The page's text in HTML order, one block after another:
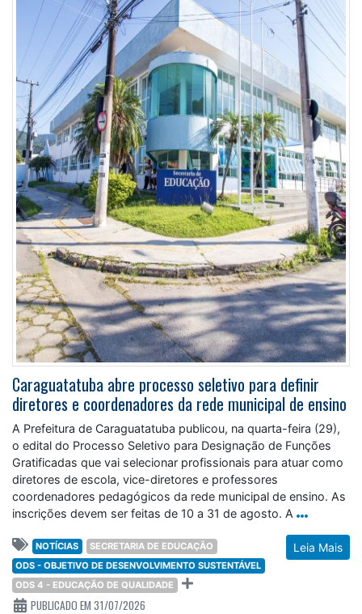
Caraguatatuba abre processo seletivo para definir
diretores e coordenadores da rede municipal de ensino
A Prefeitura de Caraguatatuba publicou, na quarta-feira (29),
o edital do Processo Seletivo para Designação de Funções
Gratificadas que vai selecionar profissionais para atuar como
diretores de escola, vice-diretores e professores
coordenadores pedagógicos da rede municipal de ensino. As
inscrições devem ser feitas de 10 a 31 de agosto. A
Leia Mais
NOTÍCIAS
SECRETARIA DE EDUCAÇÃO
ODS - OBJETIVO DE DESENVOLVIMENTO SUSTENTÁVEL
ODS 4 - EDUCAÇÃO DE QUALIDADE
PUBLICADO EM 31/07/2026